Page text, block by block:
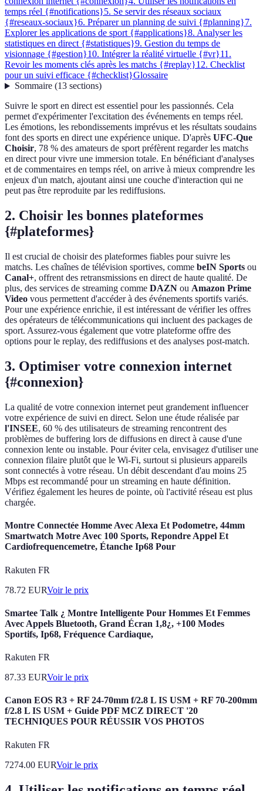
temps réel {#notifications}5. Se servir des réseaux sociaux
{#reseaux-sociaux}6. Préparer un planning de suivi {#planning}7.
Explorer les applications de sport {#applications}8. Analyser les
statistiques en direct {#statistiques}9. Gestion du temps de
visionnage {#gestion}10. Intégrer la réalité virtuelle {#vr}11.
Revoir les moments clés après les matchs {#replay}12. Checklist
pour un suivi efficace {#checklist}Glossaire
Sommaire(13 sections)
Suivre le sport en direct est essentiel pour les passionnés. Cela
permet d'expérimenter l'excitation des événements en temps réel.
Les émotions, les rebondissements imprévus et les résultats soudains
font des sports en direct une expérience unique. D'après UFC-Que
Choisir, 78 % des amateurs de sport préfèrent regarder les matchs
en direct pour vivre une immersion totale. En bénéficiant d'analyses
et de commentaires en temps réel, on arrive à mieux comprendre les
enjeux d'un match, ajoutant ainsi une couche d'interaction qui ne
peut pas être reproduite par les rediffusions.
2. Choisir les bonnes plateformes
{#plateformes}
Il est crucial de choisir des plateformes fiables pour suivre les
matchs. Les chaînes de télévision sportives, comme beIN Sports ou
Canal+, offrent des retransmissions en direct de haute qualité. De
plus, des services de streaming comme DAZN ou Amazon Prime
Video vous permettent d'accéder à des événements sportifs variés.
Pour une expérience enrichie, il est intéressant de vérifier les offres
des opérateurs de télécommunications qui incluent des packages de
sport. Assurez-vous également que votre plateforme offre des
options pour le replay, des rediffusions et des analyses post-match.
3. Optimiser votre connexion internet
{#connexion}
La qualité de votre connexion internet peut grandement influencer
votre expérience de suivi en direct. Selon une étude réalisée par
l'INSEE, 60 % des utilisateurs de streaming rencontrent des
problèmes de buffering lors de diffusions en direct à cause d'une
connexion lente ou instable. Pour éviter cela, envisagez d'utiliser une
connexion filaire plutôt que le Wi-Fi, surtout si plusieurs appareils
sont connectés à votre réseau. Un débit descendant d'au moins 25
Mbps est recommandé pour un streaming en haute définition.
Vérifiez également les heures de pointe, où l'activité réseau est plus
chargée.
Montre Connectée Homme Avec Alexa Et Podometre, 44mm
Smartwatch Motre Avec 100 Sports, Repondre Appel Et
Cardiofrequencemetre, Étanche Ip68 Pour
Rakuten FR
78.72 EURVoir le prix
Smartee Talk ¿ Montre Intelligente Pour Hommes Et Femmes
Avec Appels Bluetooth, Grand Écran 1,8¿, +100 Modes
Sportifs, Ip68, Fréquence Cardiaque,
Rakuten FR
87.33 EURVoir le prix
Canon EOS R3 + RF 24-70mm f/2.8 L IS USM + RF 70-200mm
f/2.8 L IS USM + Guide PDF MCZ DIRECT '20
TECHNIQUES POUR RÉUSSIR VOS PHOTOS
Rakuten FR
7274.00 EURVoir le prix